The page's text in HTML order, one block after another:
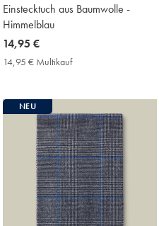
Einstecktuch aus Baumwolle -
Himmelblau
now
14,95
14,95 €
14,95 € Multikauf14,95
Price
NEU